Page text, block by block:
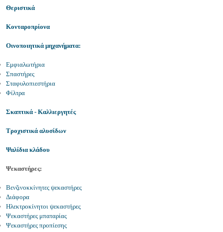
Θεριστικά
Κονταροπρίονα
Οινοποιητικά μηχανήματα:
Εμφιαλωτήρια
Σπαστήρες
Σταφυλοπιεστήρια
Φίλτρα
Σκαπτικά - Καλλιεργητές
Τροχιστικά αλυσίδων
Ψαλίδια κλάδου
Ψεκαστήρες:
Βενζινοκκίνητες ψεκαστήρες
Διάφορα
Ηλεκτροκίνητοι ψεκαστήρες
Ψεκαστήρες μπαταρίας
Ψεκαστήρες προπίεσης